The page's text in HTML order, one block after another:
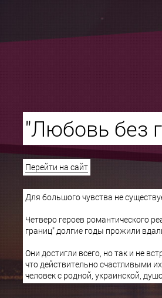
"Любовь без
Перейти на сайт
Для большого чувства не
Четверо героев романтического
границ" долгие годы прожили
Они достигли всего, но так и не
что действительно счастливыми
человек с родной, украинской,